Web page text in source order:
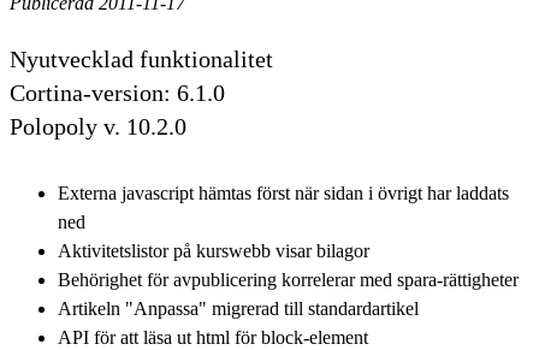
Nyutvecklad funktionalitet
Cortina-version: 6.1.0
Polopoly v. 10.2.0
Externa javascript hämtas först när sidan i övrigt har laddats
ned
Aktivitetslistor på kurswebb visar bilagor
Behörighet för avpublicering korrelerar med spara-rättigheter
Artikeln "Anpassa" migrerad till standardartikel
API för att läsa ut html för block-element